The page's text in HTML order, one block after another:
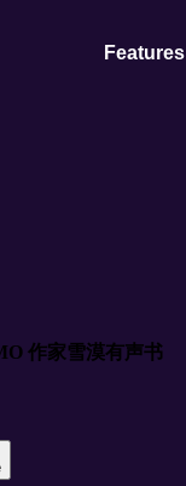
Features
XUE MO 作家雪漠有声书